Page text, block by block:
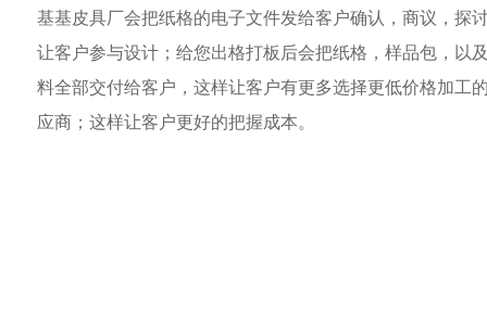
基基皮具厂会把纸格的电子文件发给客户确认，商议，探
让客户参与设计；给您出格打板后会把纸格，样品包，以
料全部交付给客户，这样让客户有更多选择更低价格加工
应商；这样让客户更好的把握成本。